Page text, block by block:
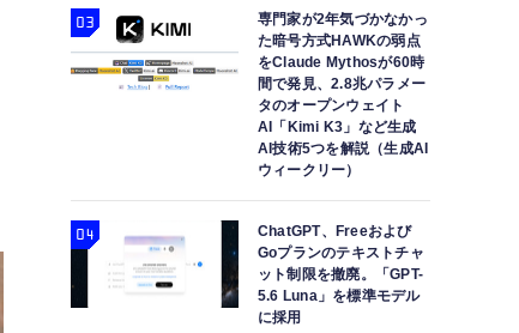
専門家が2年気づかなかっ
た暗号方式HAWKの弱点
をClaude Mythosが60時
間で発見、2.8兆パラメー
タのオープンウェイト
AI「Kimi K3」など生成
AI技術5つを解説（生成AI
ウィークリー）
ChatGPT、Freeおよび
Goプランのテキストチャ
ット制限を撤廃。「GPT-
5.6 Luna」を標準モデル
に採用